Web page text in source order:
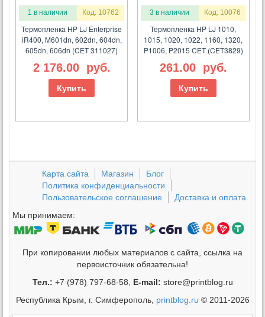
1 в наличии Код: 10762
Термопленка HP LJ Enterprise
iR400, M601dn, 602dn, 604dn,
605dn, 606dn (CET 311027)
2 176.00 руб.
Купить
3 в наличии Код: 10076
Термоплёнка HP LJ 1010,
1015, 1020, 1022, 1160, 1320,
P1006, P2015 CET (CET3829)
261.00 руб.
Купить
Карта сайта Магазин
Блог
Политика конфиденциальности
Пользовательское соглашение
Доставка и оплата
Мы принимаем:
При копировании любых материалов с сайта, ссылка на
первоисточник обязательна!
Тел.: +7 (978) 797-68-58, E-mail: store@printblog.ru
Республика Крым, г. Симферополь, printblog.ru © 2011-2026